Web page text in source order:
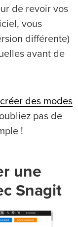
de revoir vos
vous
différente)
avant de
créer des modes
pas de
!
une
Snagit